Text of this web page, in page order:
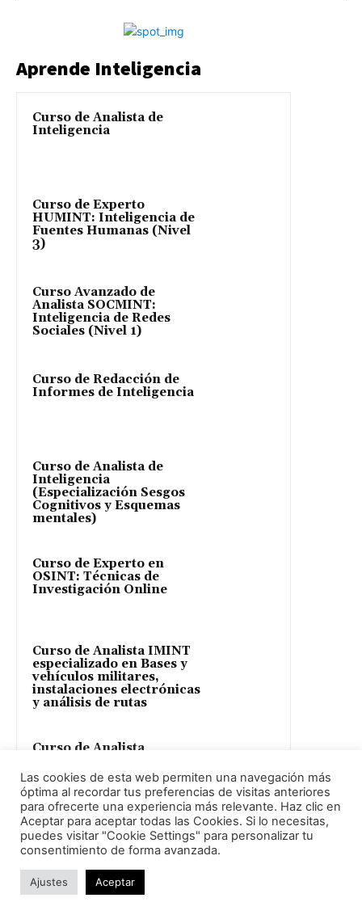
Aprende Inteligencia
Curso de Analista de
Inteligencia
Curso de Experto
HUMINT: Inteligencia de
Fuentes Humanas (Nivel
3)
Curso Avanzado de
Analista SOCMINT:
Inteligencia de Redes
Sociales (Nivel 1)
Curso de Redacción de
Informes de Inteligencia
Curso de Analista de
Inteligencia
(Especialización Sesgos
Cognitivos y Esquemas
mentales)
Curso de Experto en
OSINT: Técnicas de
Investigación Online
Curso de Analista IMINT
especializado en Bases y
vehículos militares,
instalaciones electrónicas
y análisis de rutas
Curso de Analista
especializado en
Instalaciones Industriales
Aprende RRII y DDHH
Las cookies de esta web permiten una navegación más
óptima al recordar tus preferencias de visitas anteriores
para ofrecerte una experiencia más relevante. Haz clic en
Aceptar para aceptar todas las Cookies. Si lo necesitas,
puedes visitar "Cookie Settings" para personalizar tu
consentimiento de forma avanzada.
Ajustes Aceptar